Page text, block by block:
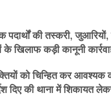
पदार्थों की तस्करी,
खिलाफ कड़ी कानूनी
को चिन्हित कर आवश्यक
दिए की थाना में शिकायत